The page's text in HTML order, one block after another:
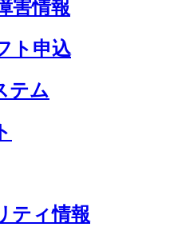
害情報
ト申込
テム
ティ情報